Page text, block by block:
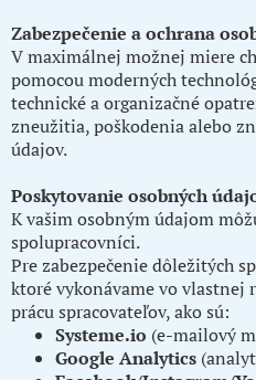
Zabezpečenie a ochrana
V maximálnej možnej miere
pomocou moderných
technické a organizačné
zneužitia, poškodenia alebo
údajov.
Poskytovanie osobných
K vašim osobným údajom
spolupracovníci.
Pre zabezpečenie dôležitých
ktoré vykonávame vo vlastnej
prácu spracovateľov, ako sú:
Systeme.io (e-mailový
Google Analytics